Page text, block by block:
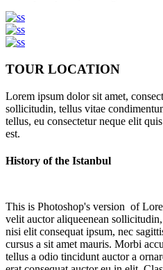
TOUR LOCATION
Lorem ipsum dolor sit amet,
sollicitudin, tellus vitae
tellus, eu consectetur neque elit
est.
History of the Istanbul
This is Photoshop's version of
velit auctor aliqueenean
nisi elit consequat ipsum, nec
cursus a sit amet mauris. Morbi
tellus a odio tincidunt auctor a